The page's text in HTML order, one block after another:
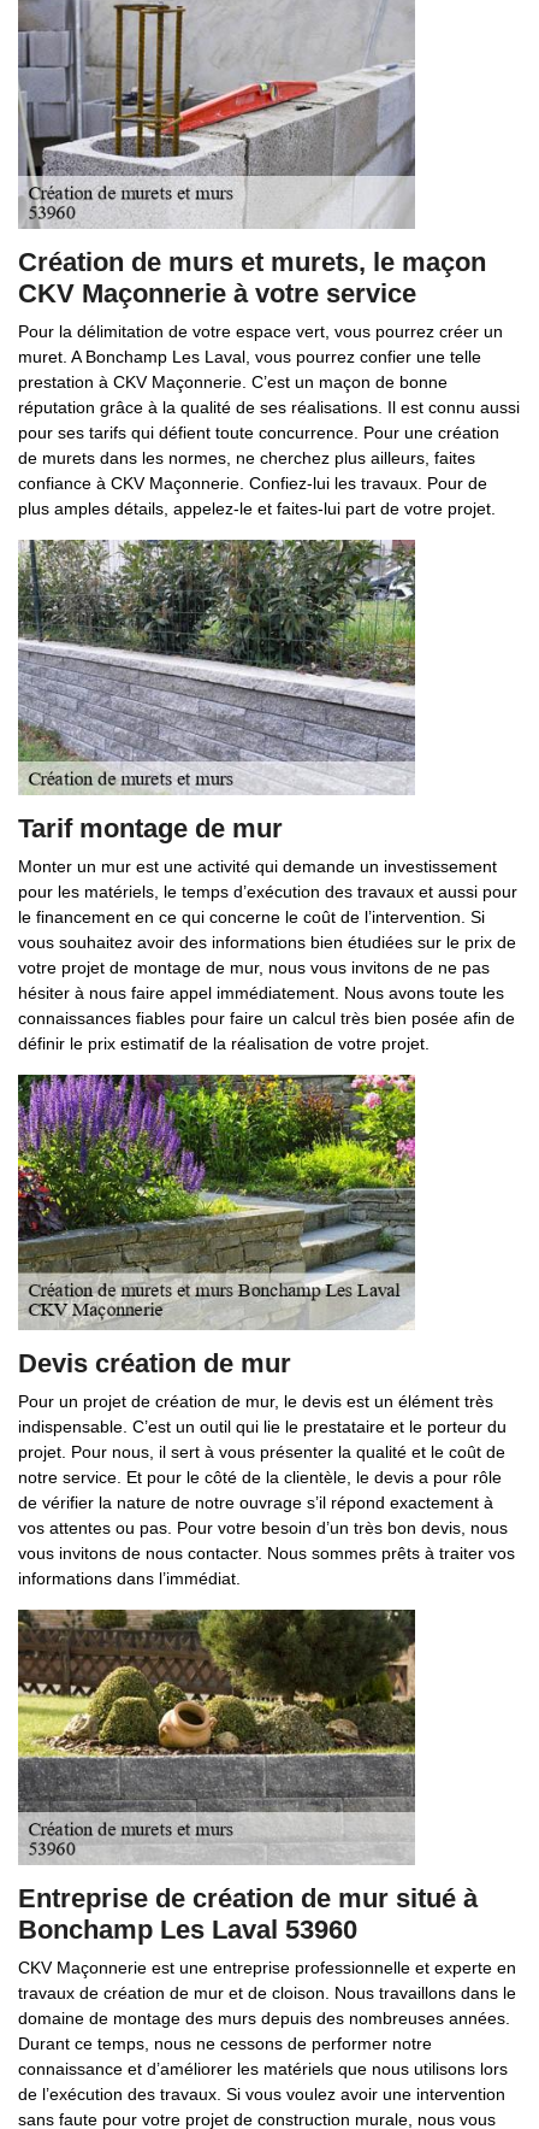
Création de murs et murets, le maçon
CKV Maçonnerie à votre service
Pour la délimitation de votre espace vert, vous pourrez créer un
muret. A Bonchamp Les Laval, vous pourrez confier une telle
prestation à CKV Maçonnerie. C’est un maçon de bonne
réputation grâce à la qualité de ses réalisations. Il est connu aussi
pour ses tarifs qui défient toute concurrence. Pour une création
de murets dans les normes, ne cherchez plus ailleurs, faites
confiance à CKV Maçonnerie. Confiez-lui les travaux. Pour de
plus amples détails, appelez-le et faites-lui part de votre projet.
Tarif montage de mur
Monter un mur est une activité qui demande un investissement
pour les matériels, le temps d’exécution des travaux et aussi pour
le financement en ce qui concerne le coût de l’intervention. Si
vous souhaitez avoir des informations bien étudiées sur le prix de
votre projet de montage de mur, nous vous invitons de ne pas
hésiter à nous faire appel immédiatement. Nous avons toute les
connaissances fiables pour faire un calcul très bien posée afin de
définir le prix estimatif de la réalisation de votre projet.
Devis création de mur
Pour un projet de création de mur, le devis est un élément très
indispensable. C’est un outil qui lie le prestataire et le porteur du
projet. Pour nous, il sert à vous présenter la qualité et le coût de
notre service. Et pour le côté de la clientèle, le devis a pour rôle
de vérifier la nature de notre ouvrage s’il répond exactement à
vos attentes ou pas. Pour votre besoin d’un très bon devis, nous
vous invitons de nous contacter. Nous sommes prêts à traiter vos
informations dans l’immédiat.
Entreprise de création de mur situé à
Bonchamp Les Laval 53960
CKV Maçonnerie est une entreprise professionnelle et experte en
travaux de création de mur et de cloison. Nous travaillons dans le
domaine de montage des murs depuis des nombreuses années.
Durant ce temps, nous ne cessons de performer notre
connaissance et d’améliorer les matériels que nous utilisons lors
de l’exécution des travaux. Si vous voulez avoir une intervention
sans faute pour votre projet de construction murale, nous vous